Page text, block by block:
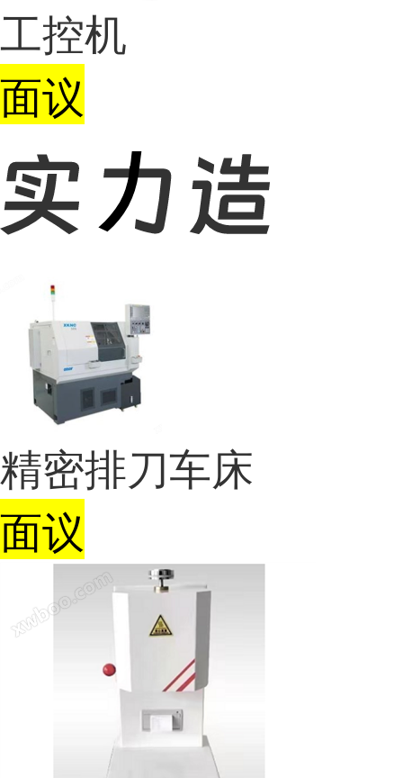
工控机
面议
精密排刀车床
面议